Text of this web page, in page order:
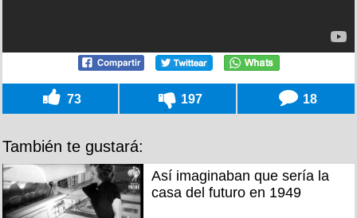
73 197 18
También te gustará:
Así imaginaban que sería la
casa del futuro en 1949